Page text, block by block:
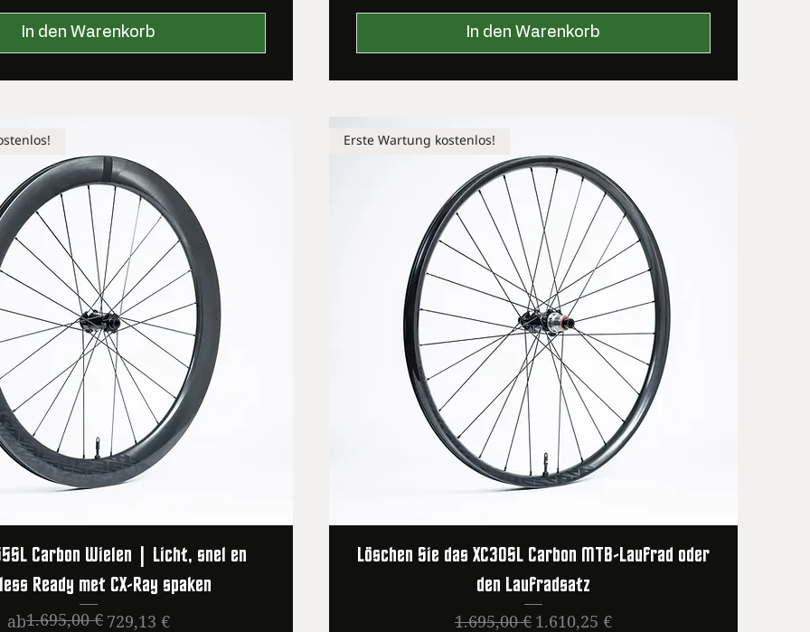
In den Warenkorb In den Warenkorb
Carbon Wielen | Licht, snel en
Ready met CX-Ray spaken
ab
Standardpreis
1.695,00 €729,13 €
Sale-Preis
Erste Wartung kostenlos!
Löschen Sie das XC30SL Carbon MTB-Laufrad oder
den Laufradsatz
Standardpreis
1.695,00 €Sale-Preis
1.610,25 €